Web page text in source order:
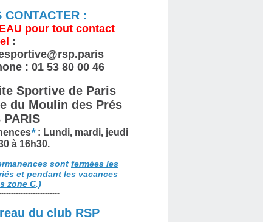
CONTACTER :
pour tout contact
:
: 01 53 80 00 46
Sportive de Paris
du Moulin des Prés
PARIS
*: Lundi, mardi, jeudi
à 16h30.
sont fermées les
et pendant les vacances
zone C.)
du club RSP